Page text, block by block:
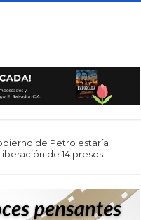
de Petro estaría
de 14 presos